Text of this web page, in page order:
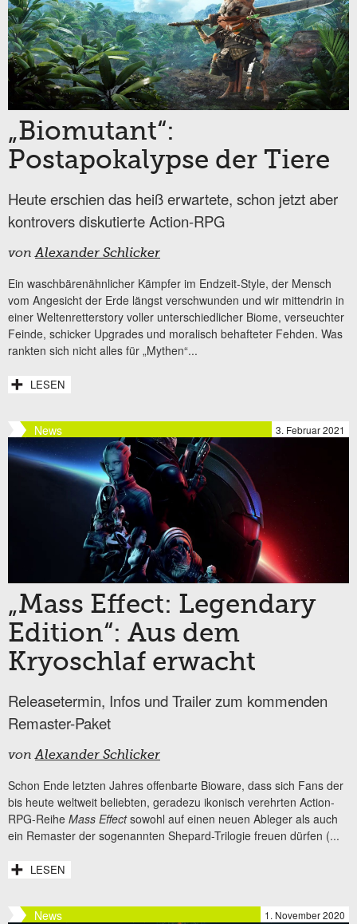
„Biomutant“:
Postapokalypse der Tiere
Heute erschien das heiß erwartete, schon jetzt aber
kontrovers diskutierte Action-RPG
vonAlexander Schlicker
Ein waschbärenähnlicher Kämpfer im Endzeit-Style, der Mensch
vom Angesicht der Erde längst verschwunden und wir mittendrin in
einer Weltenretterstory voller unterschiedlicher Biome, verseuchter
Feinde, schicker Upgrades und moralisch behafteter Fehden. Was
rankten sich nicht alles für „Mythen“...
LESEN
News 3. Februar 2021
„Mass Effect: Legendary
Edition“: Aus dem
Kryoschlaf erwacht
Releasetermin, Infos und Trailer zum kommenden
Remaster-Paket
vonAlexander Schlicker
Schon Ende letzten Jahres offenbarte Bioware, dass sich Fans der
bis heute weltweit beliebten, geradezu ikonisch verehrten Action-
RPG-Reihe Mass Effectsowohl auf einen neuen Ableger als auch
ein Remaster der sogenannten Shepard-Trilogie freuen dürfen (...
LESEN
News 1. November 2020